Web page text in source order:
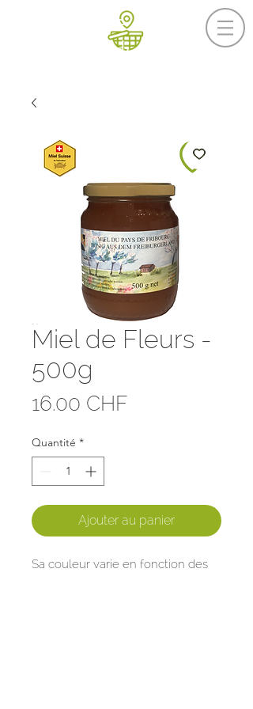
Prochaine livraison
Mercredi 19 août
Miel de Fleurs -
500g
16.00 CHFPrix
Quantité *
Ajouter au panier
Sa couleur varie en fonction des